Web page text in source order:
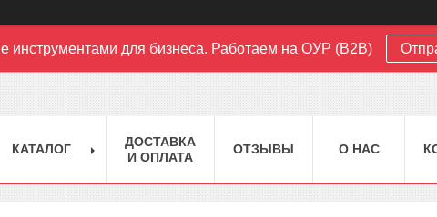
инструментами для бизнеса. Работаем на ОУР (B2B)
КАТАЛОГ
ДОСТАВКА
И ОПЛАТА
ОТЗЫВЫ О НАС